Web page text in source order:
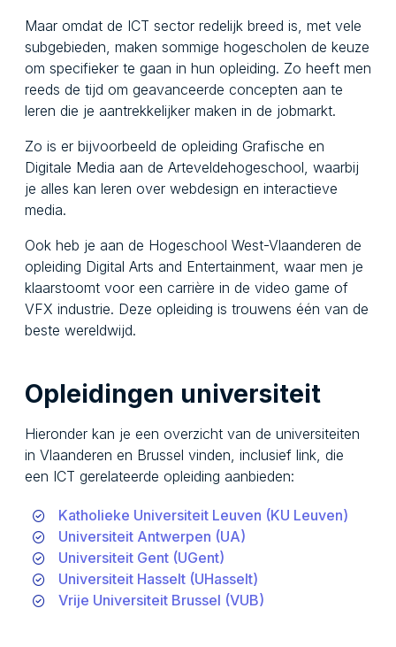
Maar omdat de ICT sector redelijk breed is, met vele
subgebieden, maken sommige hogescholen de keuze
om specifieker te gaan in hun opleiding. Zo heeft men
reeds de tijd om geavanceerde concepten aan te
leren die je aantrekkelijker maken in de jobmarkt.
Zo is er bijvoorbeeld de opleiding Grafische en
Digitale Media aan de Arteveldehogeschool, waarbij
je alles kan leren over webdesign en interactieve
media.
Ook heb je aan de Hogeschool West-Vlaanderen de
opleiding Digital Arts and Entertainment, waar men je
klaarstoomt voor een carrière in de video game of
VFX industrie. Deze opleiding is trouwens één van de
beste wereldwijd.
Opleidingen universiteit
Hieronder kan je een overzicht van de universiteiten
in Vlaanderen en Brussel vinden, inclusief link, die
een ICT gerelateerde opleiding aanbieden:
Katholieke Universiteit Leuven (KU Leuven)
Universiteit Antwerpen (UA)
Universiteit Gent (UGent)
Universiteit Hasselt (UHasselt)
Vrije Universiteit Brussel (VUB)